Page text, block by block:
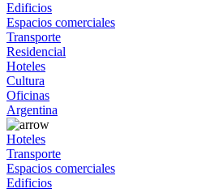
Edificios
Espacios comerciales
Transporte
Residencial
Hoteles
Cultura
Oficinas
Argentina
Hoteles
Transporte
Espacios comerciales
Edificios